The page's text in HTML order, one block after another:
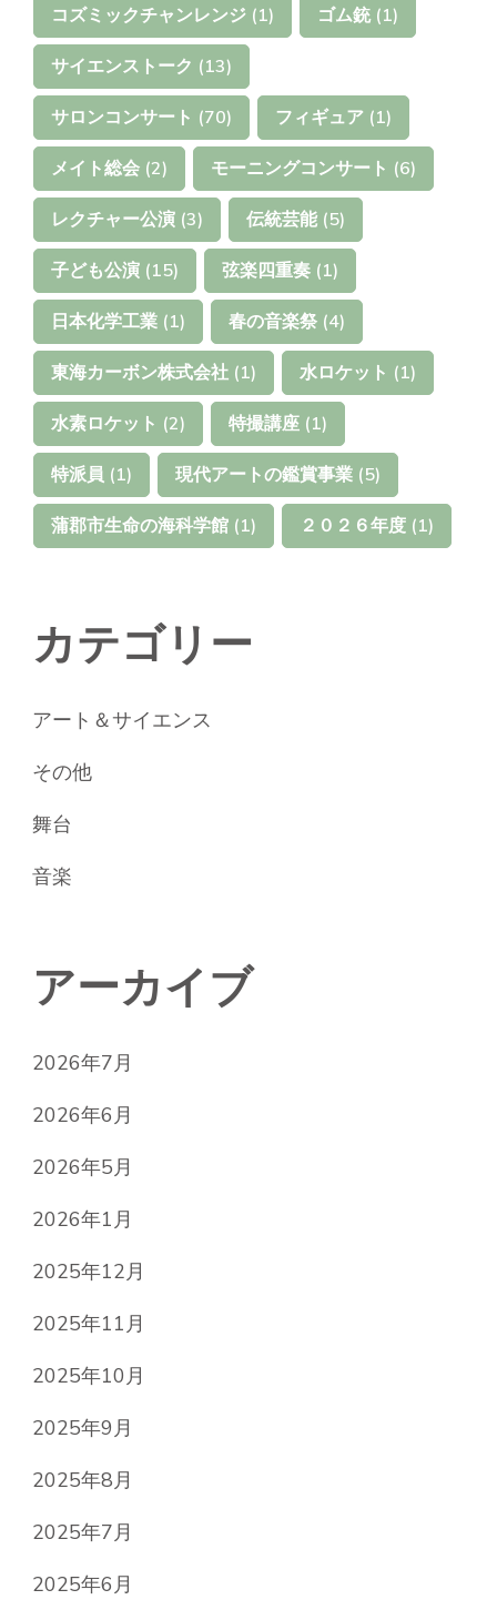
コズミックチャンレンジ (1) ゴム銃(1)
サイエンストーク (13)
サロンコンサート (70) フィギュア (1)
メイト総会 (2) モーニングコンサート (6)
レクチャー公演 (3) 伝統芸能 (5)
子ども公演 (15) 弦楽四重奏 (1)
日本化学工業 (1) 春の音楽祭 (4)
東海カーボン株式会社 (1) 水ロケット (1)
水素ロケット (2) 特撮講座 (1)
特派員 (1) 現代アートの鑑賞事業 (5)
蒲郡市生命の海科学館 (1) ２０２６年度 (1)
カテゴリー
アート＆サイエンス
その他
舞台
音楽
アーカイブ
2026年7月
2026年6月
2026年5月
2026年1月
2025年12月
2025年11月
2025年10月
2025年9月
2025年8月
2025年7月
2025年6月